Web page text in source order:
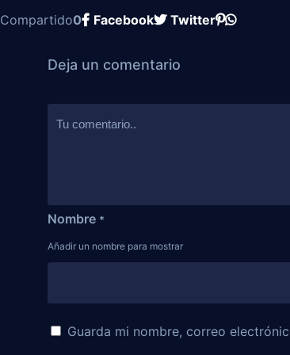
Compartido0 Facebook Twitter
Deja un comentario
Nombre *
Añadir un nombre para mostrar
Guarda mi nombre, correo